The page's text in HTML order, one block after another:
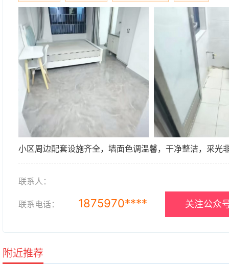
小区周边配套设施齐全，墙面色调温馨，干净整洁，采光
联系人：
联系电话： 1875970**** 关注公众
附近推荐